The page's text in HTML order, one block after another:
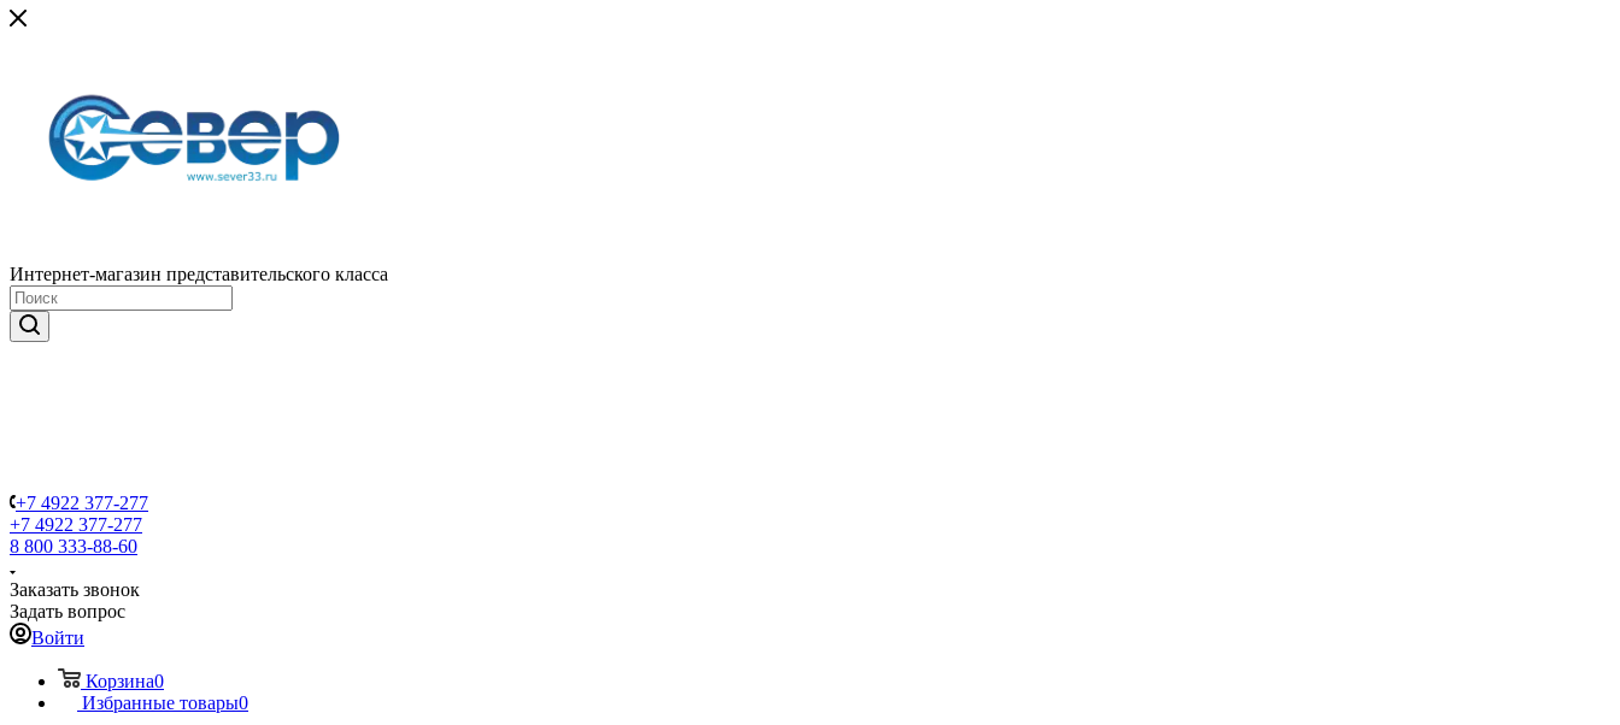
Интернет-магазин представительского класса
+7 4922 377-277
+7 4922 377-277
8 800 333-88-60
Заказать звонок
Задать вопрос
Войти
Корзина0
Избранные товары0